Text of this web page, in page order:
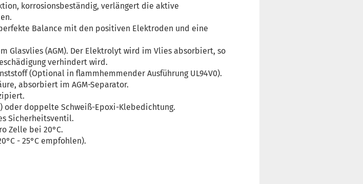
korrosionsbeständig, verlängert die aktive
Balance mit den positiven Elektroden und eine
Glasvlies (AGM). Der Elektrolyt wird im Vlies absorbiert, so
verhindert wird.
(Optional in flammhemmender Ausführung UL94V0).
absorbiert im AGM-Separator.
oder doppelte Schweiß-Epoxi-Klebedichtung.
Sicherheitsventil.
Zelle bei 20°C.
- 25°C empfohlen).